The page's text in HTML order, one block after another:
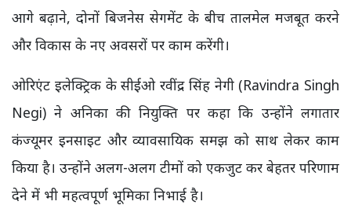
आगे बढ़ाने, दोनों बिजनेस सेगमेंट के बीच तालमेल मजबूत करने
और विकास के नए अवसरों पर काम करेंगी।
ओरिएंट इलेक्ट्रिक के सीईओ रवींद्र सिंह नेगी (Ravindra Singh
Negi) ने अनिका की नियुक्ति पर कहा कि उन्होंने लगातार
कंज्यूमर इनसाइट और व्यावसायिक समझ को साथ लेकर काम
किया है। उन्होंने अलग-अलग टीमों को एकजुट कर बेहतर परिणाम
देने में भी महत्वपूर्ण भूमिका निभाई है।